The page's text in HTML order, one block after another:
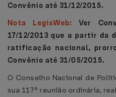
Convênio até 31/12/2015.
Nota LegisWeb: Ver
17/12/2013 que a partir da
ratificação nacional,
Convênio até 31/05/2015.
O Conselho Nacional de
sua 117ª reunião ordinária,